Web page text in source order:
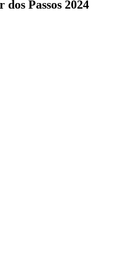
Passos 2024